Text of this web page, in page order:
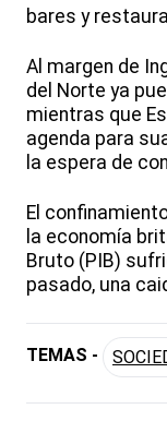
bares y
Al margen de
del Norte ya
mientras que
agenda para
la espera de
El
la economía
Bruto (PIB)
pasado, una
TEMAS -